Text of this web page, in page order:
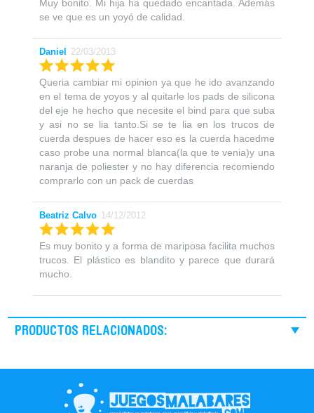
Muy bonito. Mi hija ha quedado encantada. Además
se ve que es un yoyó de calidad.
Daniel 22/03/2013
Queria cambiar mi opinion ya que he ido avanzando
en el tema de yoyos y al quitarle los pads de silicona
del eje he hecho que necesite el bind para que suba
y asi no se lia tanto.Si se te lia en los trucos de
cuerda despues de hacer eso es la cuerda hacedme
caso probe una normal blanca(la que te venia)y una
naranja de poliester y no hay diferencia recomiendo
comprarlo con un pack de cuerdas
Beatriz Calvo 14/12/2012
Es muy bonito y a forma de mariposa facilita muchos
trucos. El plástico es blandito y parece que durará
mucho.
PRODUCTOS RELACIONADOS: